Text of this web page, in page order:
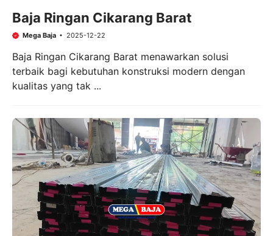
Baja Ringan Cikarang Barat
Mega Baja 2025-12-22
Baja Ringan Cikarang Barat menawarkan solusi
terbaik bagi kebutuhan konstruksi modern dengan
kualitas yang tak ...